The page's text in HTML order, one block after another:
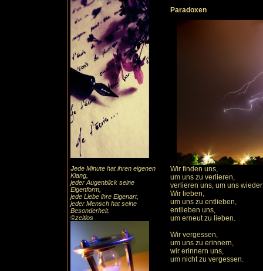
Jede Minute hat ihren eigenen
Klang,
jeder Augenblick seine
Eigenform,
jede Liebe ihre Eigenart,
jeder Mensch hat seine
Besonderheit.
©zeitlos
Paradoxen
Wir finden uns,
um uns zu verlieren,
verlieren uns, um uns
Wir lieben,
um uns zu entlieben,
entlieben uns,
um erneut zu lieben.
Wir vergessen,
um uns zu erinnern,
wir erinnern uns,
um nicht zu vergessen.